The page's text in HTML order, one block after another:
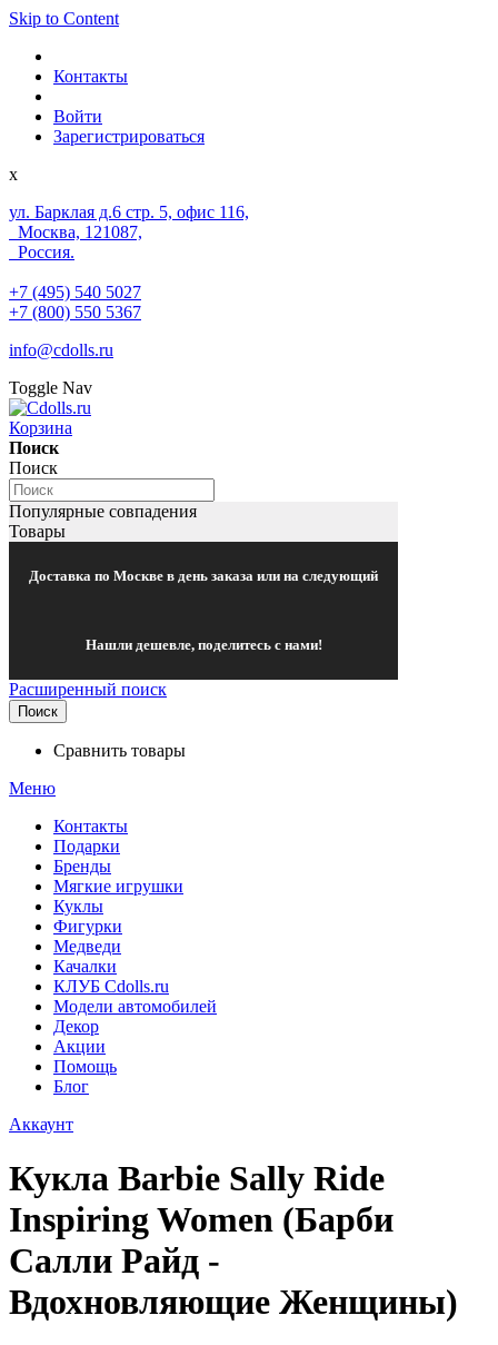
Skip to Content
Контакты
Войти
Зарегистрироваться
x
ул. Барклая д.6 стр. 5, офис 116,
Москва, 121087,
Россия.
+7 (495) 540 5027
+7 (800) 550 5367
info@cdolls.ru
Toggle Nav
Корзина
Поиск
Поиск
Популярные совпадения
Товары
Доставка по Москве в день заказа или на следующий
Нашли дешевле, поделитесь с нами!
Расширенный поиск
Поиск
Сравнить товары
Меню
Контакты
Подарки
Бренды
Мягкие игрушки
Куклы
Фигурки
Медведи
Качалки
КЛУБ Cdolls.ru
Модели автомобилей
Декор
Акции
Помощь
Блог
Аккаунт
Кукла Barbie Sally Ride
Inspiring Women (Барби
Салли Райд -
Вдохновляющие Женщины)